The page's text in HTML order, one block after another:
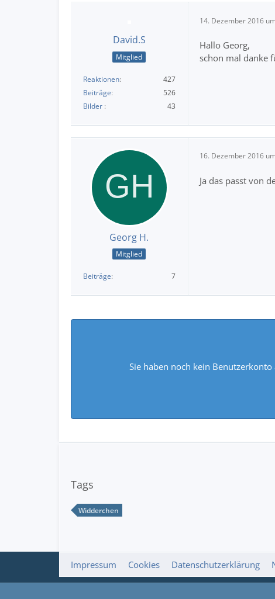
David.S
Mitglied
Reaktionen
427
Beiträge
526
Bilder
43
14. Dezember 2016
Hallo Georg,
schon mal danke
Georg H.
Mitglied
Beiträge 7
16. Dezember 2016
Ja das passt von
Sie haben noch kein Benutzerkonto
Tags
Widderchen
Impressum Cookies Datenschutzerklärung